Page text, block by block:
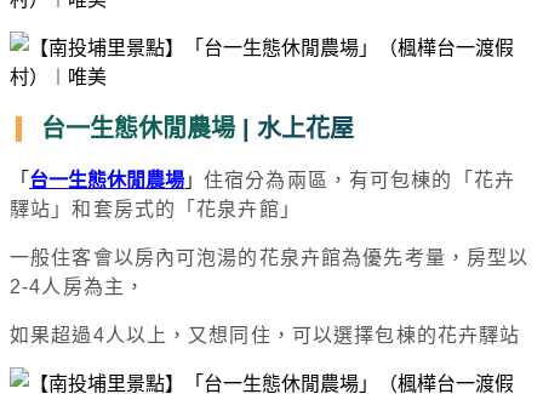
台一生態休閒農場 | 水上花屋
「 台一生態休閒農場 」 住宿分為兩區，有可包棟的「花卉
驛站」和套房式的「花泉卉館」
一般住客會以房內可泡湯的花泉卉館為優先考量，房型以
2-4人房為主，
如果超過4人以上，又想同住，可以選擇包棟的花卉驛站